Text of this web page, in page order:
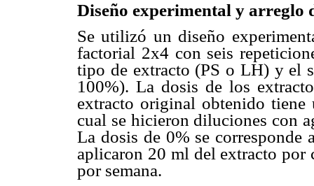
Diseño experimental y arreglo
Se utilizó un diseño
factorial 2x4 con seis
tipo de extracto (PS o LH) y el
100%). La dosis de los
extracto original obtenido
cual se hicieron diluciones con
La dosis de 0% se corresponde
aplicaron 20 ml del extracto por
por semana.